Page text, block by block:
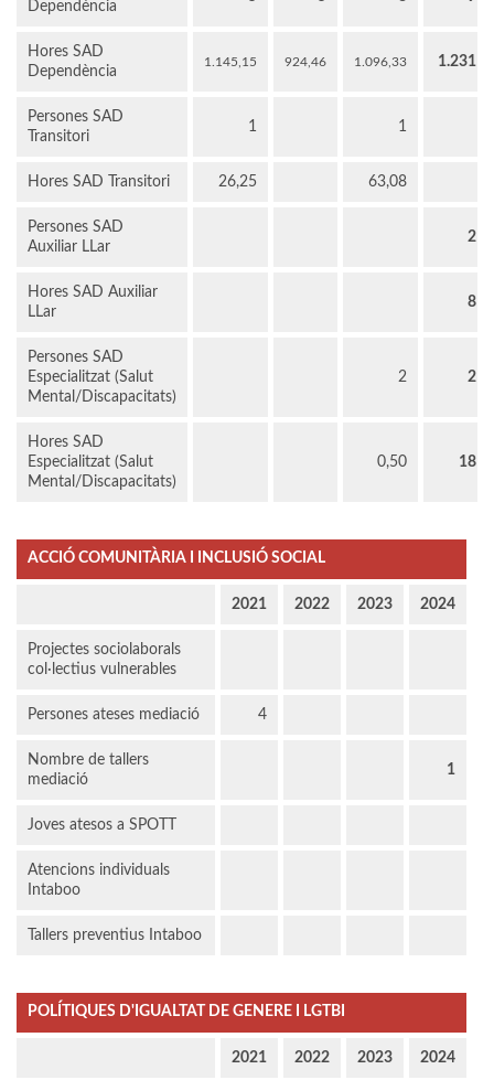
Dependència
Hores SAD
Dependència
1.145,15 924,46 1.096,33 1.231
Persones SAD
Transitori
1 1
Hores SAD Transitori 26,25 63,08
Persones SAD
Auxiliar LLar
2
Hores SAD Auxiliar
LLar
8
Persones SAD
Especialitzat (Salut
Mental/Discapacitats)
2 2
Hores SAD
Especialitzat (Salut
Mental/Discapacitats)
0,50 18
ACCIÓ COMUNITÀRIA I INCLUSIÓ SOCIAL
2021 2022 2023 2024
Projectes sociolaborals
col·lectius vulnerables
Persones ateses mediació 4
Nombre de tallers
mediació
1
Joves atesos a SPOTT
Atencions individuals
Intaboo
Tallers preventius Intaboo
POLÍTIQUES D'IGUALTAT DE GENERE I LGTBI
2021 2022 2023 2024